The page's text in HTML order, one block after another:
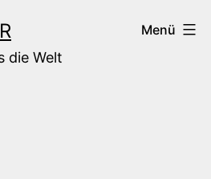
die Welt
Menü